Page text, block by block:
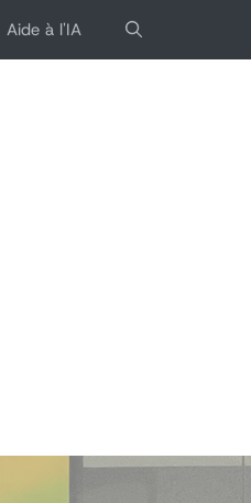
Aide à l'IA